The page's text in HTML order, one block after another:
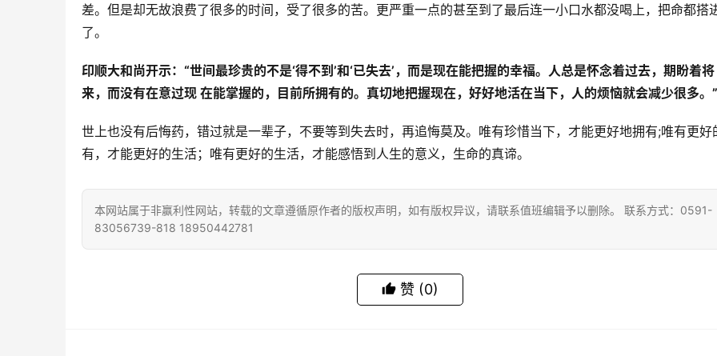
差。但是却无故浪费了很多的时间，受了很多的苦。更严重一点的甚至到了最后连一小口水都没喝上，把命都搭
了。
印顺大和尚开示：“世间最珍贵的不是‘得不到’和‘已失去’，而是现在能把握的幸福。人总是怀念着过去，期盼着将
来，而没有在意过现 在能掌握的，目前所拥有的。真切地把握现在，好好地活在当下，人的烦恼就会减少很多。”
世上也没有后悔药，错过就是一辈子，不要等到失去时，再追悔莫及。唯有珍惜当下，才能更好地拥有;唯有更好
有，才能更好的生活；唯有更好的生活，才能感悟到人生的意义，生命的真谛。
本网站属于非赢利性网站，转载的文章遵循原作者的版权声明，如有版权异议，请联系值班编辑予以删除。 联系方式：0591-
83056739-818 18950442781
赞 (0)